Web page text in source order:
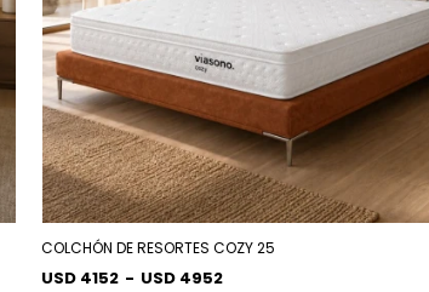
COLCHÓN DE RESORTES COZY 25
USD 4152 - USD 4952